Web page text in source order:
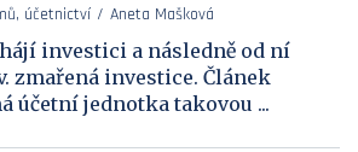
účetnictví Aneta Mašková
investici a následně od ní
zmařená investice. Článek
účetní jednotka takovou ...